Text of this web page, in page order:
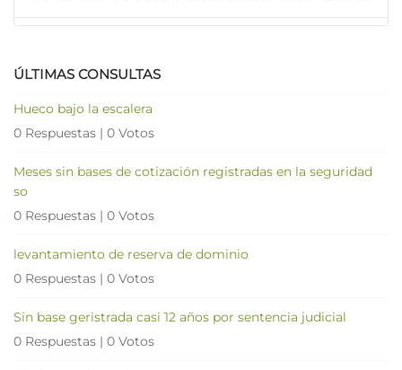
ÚLTIMAS CONSULTAS
Hueco bajo la escalera
0 Respuestas | 0 Votos
Meses sin bases de cotización registradas en la seguridad
so
0 Respuestas | 0 Votos
levantamiento de reserva de dominio
0 Respuestas | 0 Votos
Sin base geristrada casi 12 años por sentencia judicial
0 Respuestas | 0 Votos